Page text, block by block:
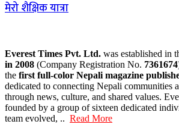
मेरो शैक्षिक यात्रा
Everest Times Pvt. Ltd. was established in
in 2008 (Company Registration No. 7361674
the first full-color Nepali magazine
dedicated to connecting Nepali communities
through news, culture, and shared values.
founded by a group of sixteen dedicated
team evolved, .. Read More